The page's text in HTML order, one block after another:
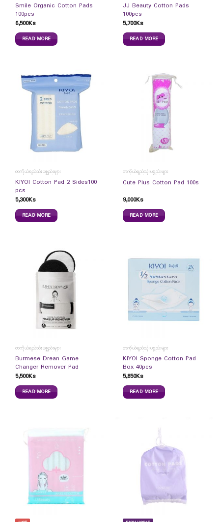
Smile Organic Cotton Pads
100pcs
6,500Ks
READ MORE
JJ Beauty Cotton Pads
100pcs
5,700Ks
READ MORE
တကိုယ်ရည်သုံးပစ္စည်းများ
KIYOI Cotton Pad 2 Sides100
pcs
5,300Ks
READ MORE
တကိုယ်ရည်သုံးပစ္စည်းများ
Cute Plus Cotton Pad 100s
9,000Ks
READ MORE
တကိုယ်ရည်သုံးပစ္စည်းများ
Burmese Drean Game
Changer Remover Pad
5,500Ks
READ MORE
တကိုယ်ရည်သုံးပစ္စည်းများ
KIYOI Sponge Cotton Pad
Box 40pcs
5,850Ks
READ MORE